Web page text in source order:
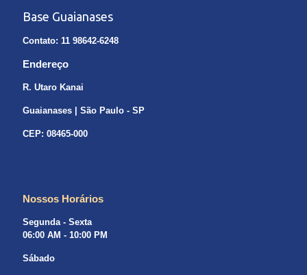
Base Guaianases
Contato: 11 98642-6248
Endereço
R. Utaro Kanai
Guaianases | São Paulo - SP
CEP: 08465-000
Nossos Horários
Segunda - Sexta
06:00 AM - 10:00 PM
Sábado